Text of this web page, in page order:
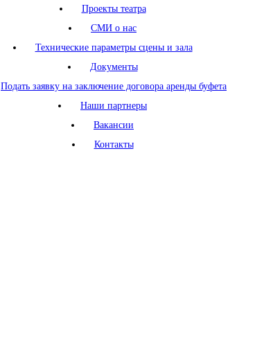
Проекты театра
СМИ о нас
Технические параметры сцены и зала
Документы
Подать заявку на заключение договора аренды буфета
Наши партнеры
Вакансии
Контакты